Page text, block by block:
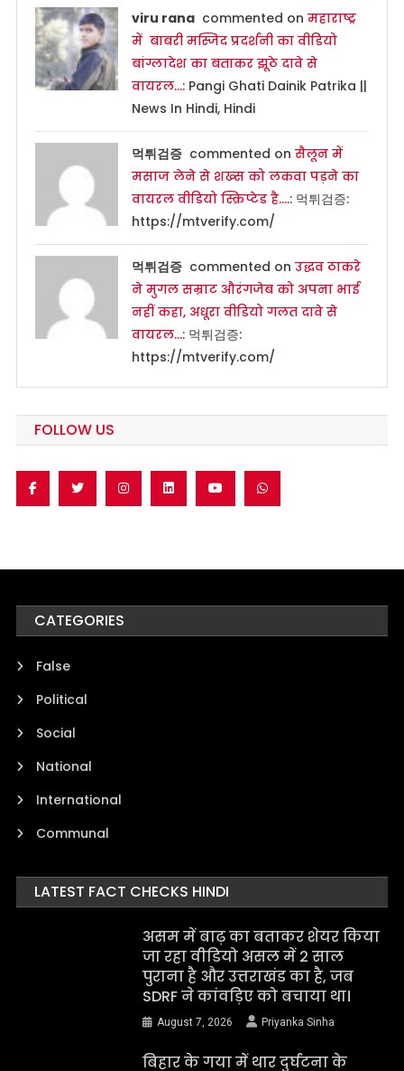
viru rana commented onमहाराष्ट्र
में बाबरी मस्जिद प्रदर्शनी का वीडियो
बांग्लादेश का बताकर झूठे दावे से
वायरल…: Pangi Ghati Dainik Patrika ||
News In Hindi, Hindi
먹튀검증 commented onसैलून में
मसाज लेने से शख्स को लकवा पड़ने का
वायरल वीडियो स्क्रिप्टेड है….: 먹튀검증:
https://mtverify.com/
먹튀검증 commented onउद्धव ठाकरे
ने मुगल सम्राट औरंगजेब को अपना भाई
नहीं कहा, अधूरा वीडियो गलत दावे से
वायरल…: 먹튀검증:
https://mtverify.com/
FOLLOW US
CATEGORIES
False
Political
Social
National
International
Communal
LATEST FACT CHECKS HINDI
असम में बाढ़ का बताकर शेयर किया
जा रहा वीडियो असल में 2 साल
पुराना है और उत्तराखंड का है, जब
SDRF ने कांवड़िए को बचाया था।
August 7, 2026 Priyanka Sinha
बिहार के गया में थार दुर्घटना के